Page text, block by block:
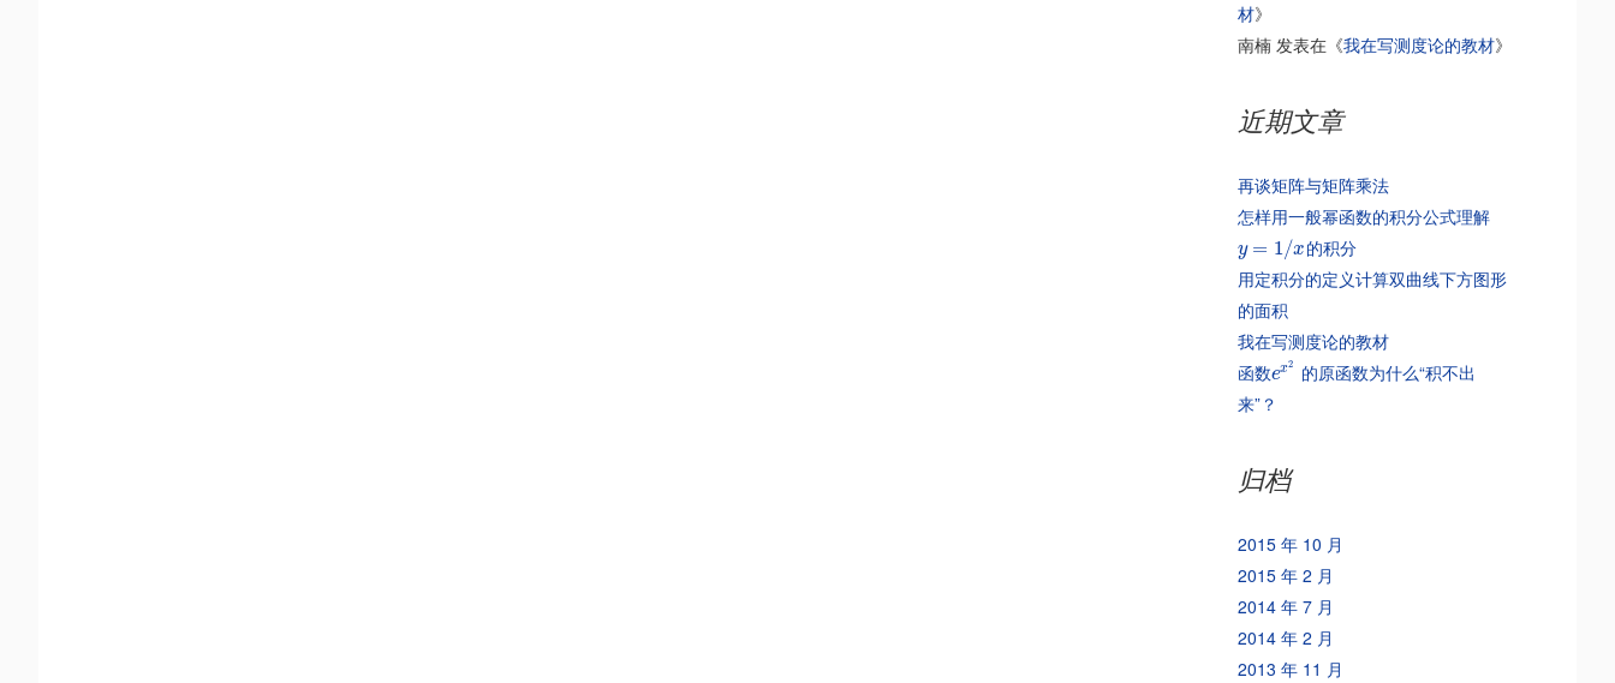
材》
南楠发表在《我在写测度论的教材》
近期文章
再谈矩阵与矩阵乘法
怎样用一般幂函数的积分公式理解
y = 1/x的积分
用定积分的定义计算双曲线下方图形
的面积
我在写测度论的教材
函数ex2
的原函数为什么“积不出
来”？
归档
2015 年 10 月
2015 年 2 月
2014 年 7 月
2014 年 2 月
2013 年 11 月